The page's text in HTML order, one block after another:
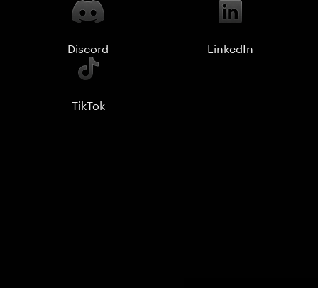
Discord LinkedIn
TikTok